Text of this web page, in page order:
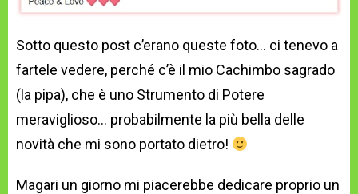
Sotto questo post c’erano queste foto… ci tenevo a
fartele vedere, perché c’è il mio Cachimbo sagrado
(la pipa), che è uno Strumento di Potere
meraviglioso… probabilmente la più bella delle
novità che mi sono portato dietro!
Magari un giorno mi piacerebbe dedicare proprio un